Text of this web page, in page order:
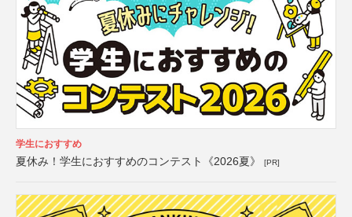
学生におすすめ
夏休み！学生におすすめのコンテスト《2026夏》 [PR]